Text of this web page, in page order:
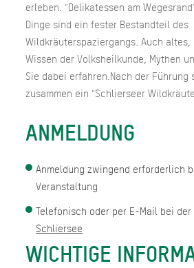
erleben. "Delikatessen am
Dinge sind ein fester Bestandteil des
Wildkräuterspaziergangs. Auch
Wissen der Volksheilkunde, Mythen
Sie dabei erfahren.Nach der
zusammen ein "Schlierseer
ANMELDUNG
Anmeldung zwingend erforderlich
Veranstaltung
Telefonisch oder per E-Mail bei der
Schliersee
WICHTIGE